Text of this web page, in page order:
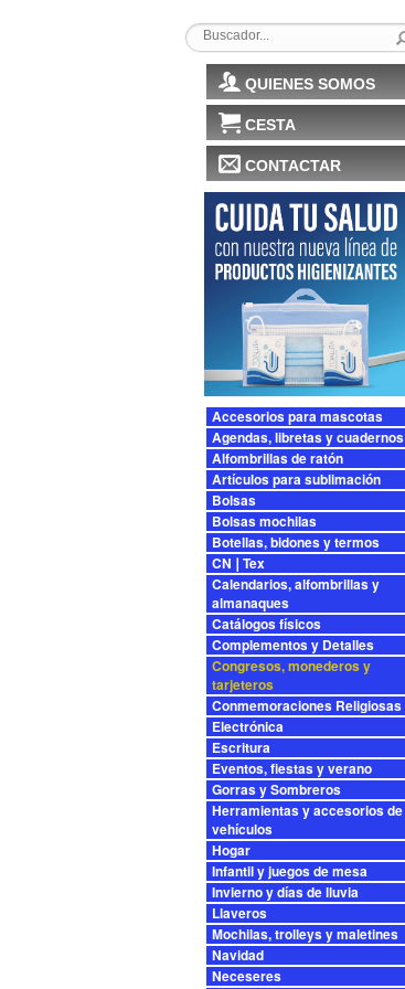
QUIENES SOMOS
CESTA
CONTACTAR
Accesorios para mascotas
Agendas, libretas y cuadernos
Alfombrillas de ratón
Artículos para sublimación
Bolsas
Bolsas mochilas
Botellas, bidones y termos
CN❘Tex
Calendarios, alfombrillas y
almanaques
Catálogos físicos
Complementos y Detalles
Congresos, monederos y
tarjeteros
Conmemoraciones Religiosas
Electrónica
Escritura
Eventos, fiestas y verano
Gorras y Sombreros
Herramientas y accesorios de
vehículos
Hogar
Infantil y juegos de mesa
Invierno y días de lluvia
Llaveros
Mochilas, trolleys y maletines
Navidad
Neceseres